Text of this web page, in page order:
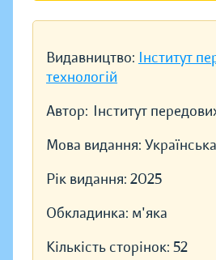
Видавництво: Інститут
технологій
Автор: Інститут
Мова видання:
Рік видання: 2025
Обкладинка: м'яка
Кількість сторінок: 52